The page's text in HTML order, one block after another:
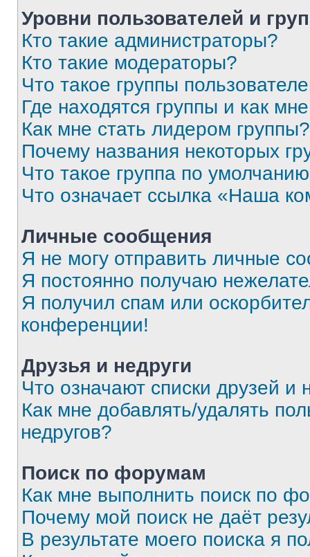
Уровни пользователей и
Кто такие администраторы?
Кто такие модераторы?
Что такое группы
Где находятся группы и как
Как мне стать лидером группы?
Почему названия некоторых
Что такое группа по
Что означает ссылка «Наша
Личные сообщения
Я не могу отправить личные
Я постоянно получаю
Я получил спам или
конференции!
Друзья и недруги
Что означают списки друзей и
Как мне добавлять/удалять
недругов?
Поиск по форумам
Как мне выполнить поиск по
Почему мой поиск не даёт
В результате моего поиска я